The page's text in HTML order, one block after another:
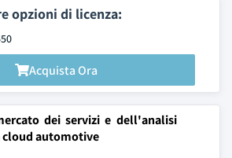
opzioni di licenza:
Acquista Ora
dei servizi e dell'analisi
automotive